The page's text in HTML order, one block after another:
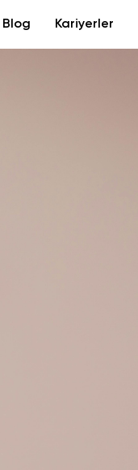
Blog Kariyerler